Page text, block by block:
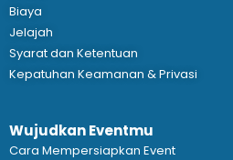
Biaya
Jelajah
Syarat dan Ketentuan
Kepatuhan Keamanan & Privasi
Wujudkan Eventmu
Cara Mempersiapkan Event